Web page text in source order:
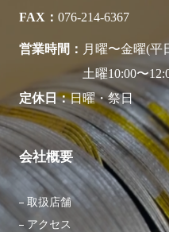
FAX
076-214-6367
営業時間
月曜〜金曜(平
土曜10:00〜
定休日
日曜・祭日
会社概要
取扱店舗
アクセス